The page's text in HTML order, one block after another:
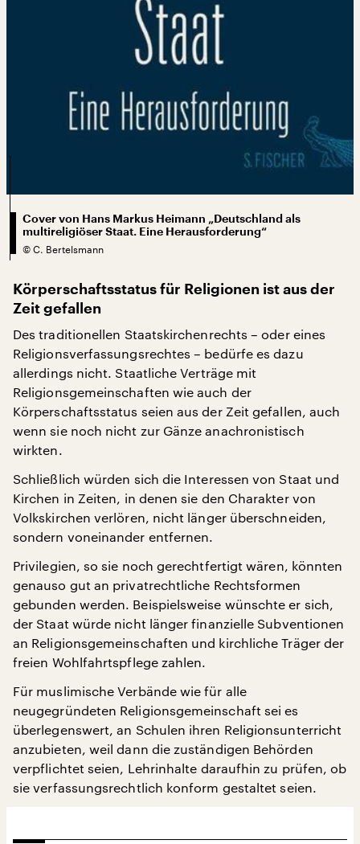
Cover von Hans Markus Heimann „Deutschland als
multireligiöser Staat. Eine Herausforderung“
© C. Bertelsmann
Körperschaftsstatus für Religionen ist aus der
Zeit gefallen
Des traditionellen Staatskirchenrechts – oder eines
Religionsverfassungsrechtes – bedürfe es dazu
allerdings nicht. Staatliche Verträge mit
Religionsgemeinschaften wie auch der
Körperschaftsstatus seien aus der Zeit gefallen, auch
wenn sie noch nicht zur Gänze anachronistisch
wirkten.
Schließlich würden sich die Interessen von Staat und
Kirchen in Zeiten, in denen sie den Charakter von
Volkskirchen verlören, nicht länger überschneiden,
sondern voneinander entfernen.
Privilegien, so sie noch gerechtfertigt wären, könnten
genauso gut an privatrechtliche Rechtsformen
gebunden werden. Beispielsweise wünschte er sich,
der Staat würde nicht länger finanzielle Subventionen
an Religionsgemeinschaften und kirchliche Träger der
freien Wohlfahrtspflege zahlen.
Für muslimische Verbände wie für alle
neugegründeten Religionsgemeinschaft sei es
überlegenswert, an Schulen ihren Religionsunterricht
anzubieten, weil dann die zuständigen Behörden
verpflichtet seien, Lehrinhalte daraufhin zu prüfen, ob
sie verfassungsrechtlich konform gestaltet seien.